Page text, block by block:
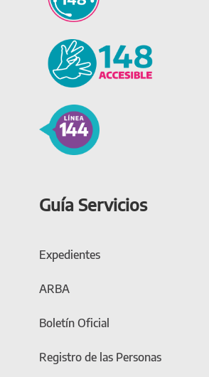
Guía Servicios
Expedientes
ARBA
Boletín Oficial
Registro de las Personas